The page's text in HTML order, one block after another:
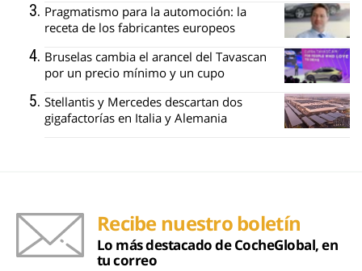
Pragmatismo para la automoción: la
receta de los fabricantes europeos
Bruselas cambia el arancel del Tavascan
por un precio mínimo y un cupo
Stellantis y Mercedes descartan dos
gigafactorías en Italia y Alemania
Recibe nuestro boletín
Lo más destacado de CocheGlobal, en
tu correo